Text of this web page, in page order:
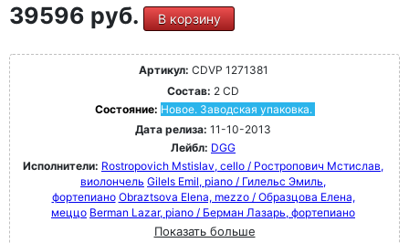
39596 руб. В корзину
Артикул: CDVP 1271381
Состав: 2 CD
Состояние: Новое. Заводская упаковка.
Дата релиза: 11-10-2013
Лейбл: DGG
Исполнители: Rostropovich Mstislav, cello / Ростропович Мстислав,
виолончель Gilels Emil, piano / Гилельс Эмиль,
фортепиано Obraztsova Elena, mezzo / Образцова Елена,
меццо Berman Lazar, piano / Берман Лазарь, фортепиано
Показать больше